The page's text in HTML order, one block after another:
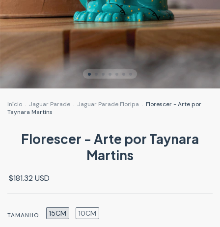
Início . Jaguar Parade . Jaguar Parade Floripa . Florescer - Arte por
Taynara Martins
Florescer - Arte por Taynara
Martins
$181.32 USD
TAMANHO 15CM 10CM